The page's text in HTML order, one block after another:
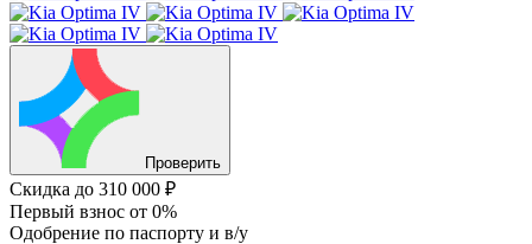
Проверить
Скидка до 310 000 ₽
Первый взнос от 0%
Одобрение по паспорту и в/у